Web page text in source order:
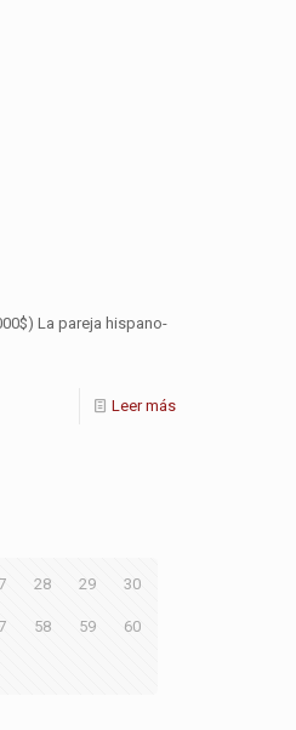
La pareja hispano-
Leer más
28 29 30
58 59 60